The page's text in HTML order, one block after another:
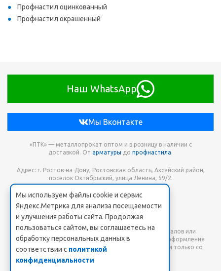
Профнастил оцинкованный
Профнастил окрашенный
Наш WhatsApp
Мы Вконтакте
«ПТК» — металлопрокат оптом и в розницу в наличии с
доставкой. От арматуры до профнастила.
Адрес: г. Ростов-на-Дону, Ростовская область, Аксайский район,
поселок Октябрьский, улица Ленина, 59/2.
Телефон для заказа: +7 938 173-68-21
Онлайн заявка: PTK-SHOP@yandex.ru
Любое использование либо копирование материалов или
подборки материалов сайта, элементов дизайна и оформления
допускается лишь с разрешения правообладателя и только со
Мы используем файлы cookie и сервис
Яндекс.Метрика для анализа посещаемости
и улучшения работы сайта. Продолжая
пользоваться сайтом, вы соглашаетесь на
обработку персональных данных в
соответствии с политикой
конфиденциальности